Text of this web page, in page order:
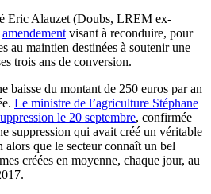
Eric Alauzet (Doubs, LREM ex-
amendement visant à reconduire, pour
au maintien destinées à soutenir une
trois ans de conversion.
baisse du montant de 250 euros par an
Le ministre de l’agriculture Stéphane
le 20 septembre, confirmée
suppression qui avait créé un véritable
alors que le secteur connaît un bel
créées en moyenne, chaque jour, au